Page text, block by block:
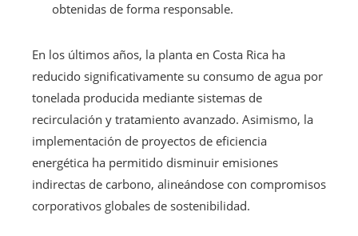
obtenidas de forma responsable.
En los últimos años, la planta en Costa Rica ha
reducido significativamente su consumo de agua por
tonelada producida mediante sistemas de
recirculación y tratamiento avanzado. Asimismo, la
implementación de proyectos de eficiencia
energética ha permitido disminuir emisiones
indirectas de carbono, alineándose con compromisos
corporativos globales de sostenibilidad.